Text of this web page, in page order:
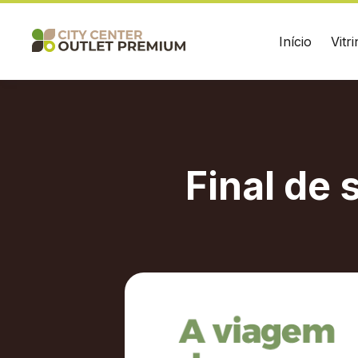
Início
R.
Final de
Itaqui
promoções no
shopping.